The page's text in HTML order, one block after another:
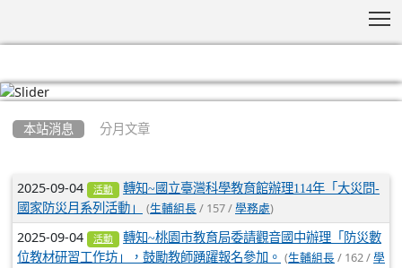
本站消息 分月文章
文章列表
2025-09-04 活動
轉知~國立臺灣科學教育館辦理114年「大災問-
國家防災月系列活動」
(生輔組長 / 157 / 學務處)
2025-09-04 活動
轉知~桃園市教育局委請觀音國中辦理「防災數
位教材研習工作坊」，鼓勵教師踴躍報名參加。 (生輔組長 / 162 / 學